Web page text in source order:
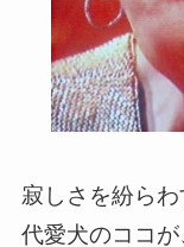
寂しさを紛ら
代愛犬のココ